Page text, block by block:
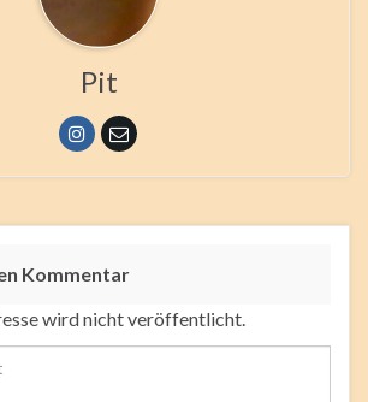
Pit
Kommentar
wird nicht veröffentlicht.